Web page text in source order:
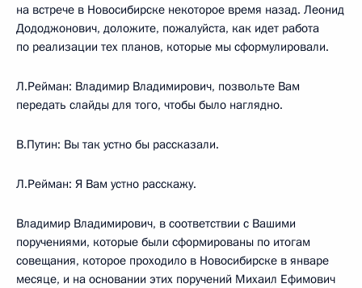
на встрече в Новосибирске некоторое время назад. Леонид
Дододжонович, доложите, пожалуйста, как идет работа
по реализации тех планов, которые мы сформулировали.
Л.Рейман: Владимир Владимирович, позвольте Вам
передать слайды для того, чтобы было наглядно.
В.Путин: Вы так устно бы рассказали.
Л.Рейман: Я Вам устно расскажу.
Владимир Владимирович, в соответствии с Вашими
поручениями, которые были сформированы по итогам
совещания, которое проходило в Новосибирске в январе
месяце, и на основании этих поручений Михаил Ефимович